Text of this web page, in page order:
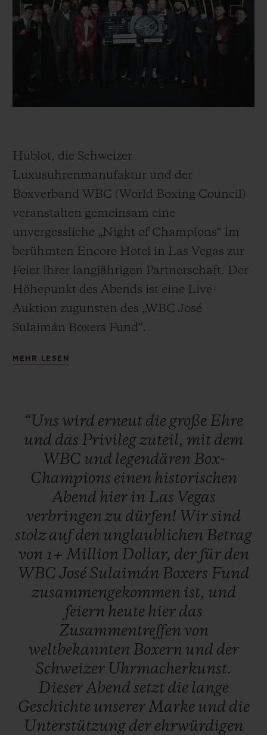
Hublot, die Schweizer
Luxusuhrenmanufaktur und der
Boxverband WBC (World Boxing Council)
veranstalten gemeinsam eine
unvergessliche „Night of Champions“ im
berühmten Encore Hotel in Las Vegas zur
Feier ihrer langjährigen Partnerschaft. Der
Höhepunkt des Abends ist eine Live-
Auktion zugunsten des „WBC José
Sulaimán Boxers Fund“.
Die historische „Night of Champions“
Kunden und legendäre Boxchampions.
Anschließend fand ein offizielles Dinner
statt, an dem einige der größten lebenden
Boxlegenden teilnahmen: Mike Tyson,
Sugar Ray Leonard, Evander Holyfield,
Lennox Lewis, Julio César Chávez, Roberto
Duran, Zou Shiming, Thomas Hearns,
George Foreman, Oscar De la Hoya, Vitali
Klitschko, Jeff Fenech und Hozumi
Hasegawa. Auch weitere Berühmtheiten
waren anwesend, um die Initiative zu
unterstützen, unter ihnen Musiker Carlos
Santana und der mexikanische Fernsehstar
Jacky Bracamontes.
MEHR LESEN
“Uns wird erneut die große Ehre
und das Privilegzuteil, mit dem
WBC und legendären Box-
Champions einen historischen
Abend hier in Las Vegas
verbringen zu dürfen! Wirsind
stolz aufden unglaublichen Betrag
von 1+ Million Dollar, der für den
WBC José Sulaimán Boxers Fund
zusammengekommen ist, und
feiern heute hier das
Zusammentreffen von
weltbekannten Boxern und der
Schweizer Uhrmacherkunst.
DieserAbend setzt die lange
Geschichte unsererMarke und die
Unterstützung der ehrwürdigen
BIG BANG
SUMMER MULTI-
COLORED CERAMIC
BIG BANG
PEACH CERAMIC
SPIRIT OF BIG
ESSENTIAL
EXKLUSIV
EXKLUSIVE DIENSTLEISTUNGEN
VORAUSSICHTLICHE LIEFERZEIT
KOSTENLOSE LIEFERUNG & RÜCKSENDUNGEN
GESCHENKBEUTEL
EINE BOUTIQUE FINDEN